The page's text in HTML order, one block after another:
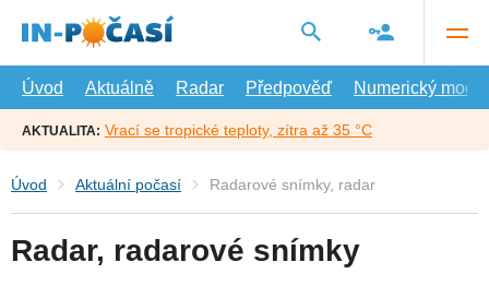
hlavní
Úvod
Aktuálně Radar Předpověď Numerický model
AKTUALITA: Vrací se tropické teploty, zítra až 35 °C
Úvod Aktuální počasí Radarové snímky, radar
Radar, radarové snímky